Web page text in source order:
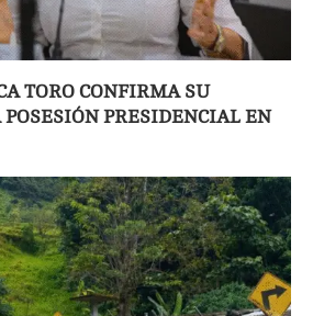
TORO CONFIRMA SU
PRESIDENCIAL EN